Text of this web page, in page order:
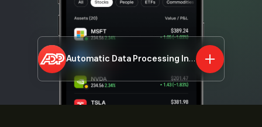
Automatic Data Processing IncADP